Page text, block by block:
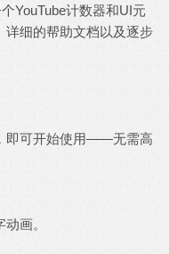
YouTube计数器和UI元
详细的帮助文档以及逐步
即可开始使用——无需高
画。